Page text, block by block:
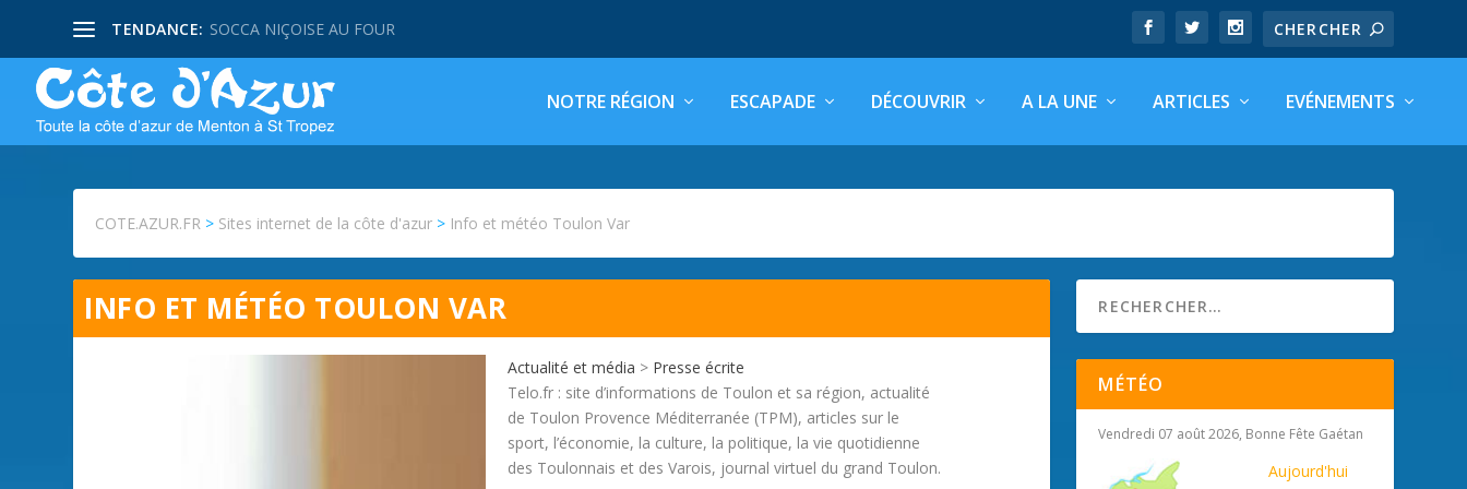
TENDANCE: SOCCA NIÇOISE AU FOUR
NOTRE RÉGION ESCAPADE DÉCOUVRIR A LA UNE ARTICLES EVÉNEMENTS
COTE.AZUR.FR > Sites internet de la côte d'azur > Info et météo Toulon Var
INFO ET MÉTÉO TOULON VAR
Actualité et média > Presse écrite
Telo.fr : site d’informations de Toulon et sa région, actualité
de Toulon Provence Méditerranée (TPM), articles sur le
sport, l’économie, la culture, la politique, la vie quotidienne
des Toulonnais et des Varois, journal virtuel du grand Toulon.
MÉTÉO
Vendredi 07 août 2026, Bonne Fête Gaétan
Aujourd'hui